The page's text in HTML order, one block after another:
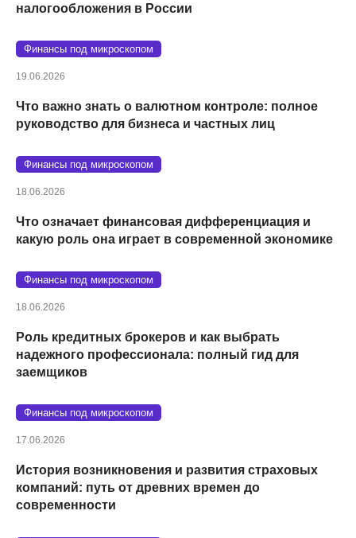
налогообложения в России
Финансы под микроскопом
19.06.2026
Что важно знать о валютном контроле: полное
руководство для бизнеса и частных лиц
Финансы под микроскопом
18.06.2026
Что означает финансовая дифференциация и
какую роль она играет в современной экономике
Финансы под микроскопом
18.06.2026
Роль кредитных брокеров и как выбрать
надежного профессионала: полный гид для
заемщиков
Финансы под микроскопом
17.06.2026
История возникновения и развития страховых
компаний: путь от древних времен до
современности